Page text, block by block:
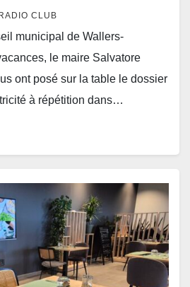
Arenberg
CLUB
municipal de Wallers-
le maire Salvatore
ont posé sur la table le dossier
à répétition dans…